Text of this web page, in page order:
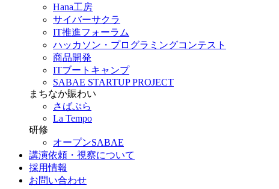
Hana工房
サイバーサクラ
IT推進フォーラム
ハッカソン・プログラミングコンテスト
商品開発
ITブートキャンプ
SABAE STARTUP PROJECT
まちなか賑わい
さばぷら
La Tempo
研修
オープンSABAE
講演依頼・視察について
採用情報
お問い合わせ